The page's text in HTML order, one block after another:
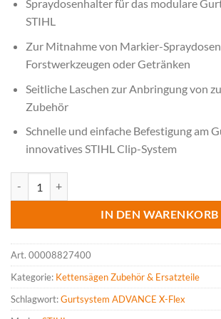
Spraydosenhalter für das modulare
STIHL
Zur Mitnahme von Markier-
Forstwerkzeugen oder Getränken
Seitliche Laschen zur Anbringung von
Zubehör
Schnelle und einfache Befestigung am
innovatives STIHL Clip-System
IN DEN WARENKORB
Art. 00008827400
Kategorie: Kettensägen Zubehör & Ersatzteile
Schlagwort:Gurtsystem ADVANCE X-Flex